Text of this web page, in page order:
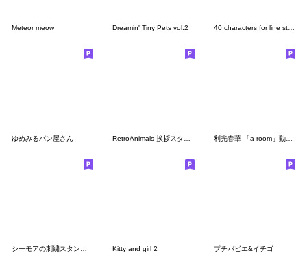
Meteor meow Dreamin' Tiny Pets vol.2 40 characters for line stamp
ゆめみるパン屋さん 利光春華 「a room」動物＆植物
Kitty and girl 2 プチバビエ&イチゴ